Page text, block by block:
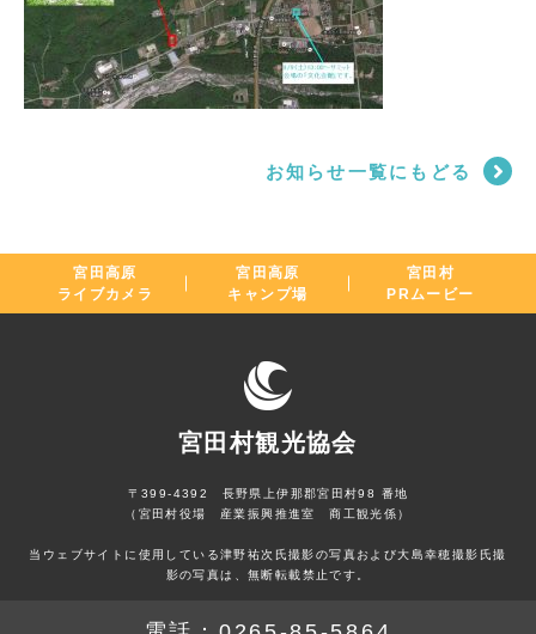
お知らせ一覧にもどる
宮田高原
ライブカメラ
宮田高原
キャンプ場
宮田村
PRムービー
宮田村観光協会
〒399-4392 長野県上伊那郡宮田村98 番地
（宮田村役場 産業振興推進室 商工観光係）
当ウェブサイトに使用している津野祐次氏撮影の写真および大島幸穂撮影氏撮
影の写真は、無断転載禁止です。